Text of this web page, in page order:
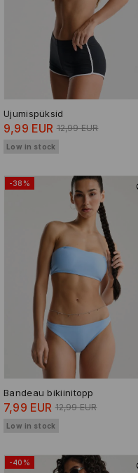
Ujumispüksid
9,99 EUR 12,99 EUR
Low in stock
-38%
Bandeau bikiinitopp
7,99 EUR 12,99 EUR
Low in stock
-40%